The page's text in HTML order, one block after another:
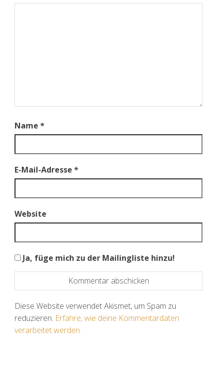
Name *
E-Mail-Adresse *
Website
Ja, füge mich zu der Mailingliste hinzu!
Diese Website verwendet Akismet, um Spam zu
reduzieren. Erfahre, wie deine Kommentardaten
verarbeitet werden.